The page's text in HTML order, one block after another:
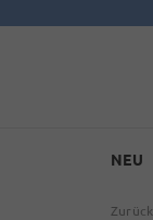
NEU
Zurück